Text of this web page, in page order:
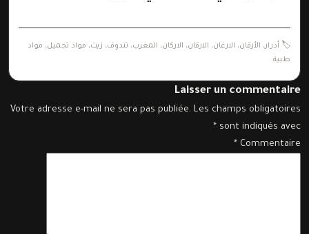
🏷️ أدرار، الأرقان، الارغان، الارقان، الاركان، المغرب، تندوف، زيت، مواد تجميل، مواد
طبية
Laisser un commentaire
Votre adresse e-mail ne sera pas publiée. Les champs obligatoires
sont indiqués avec
*
Commentaire
*